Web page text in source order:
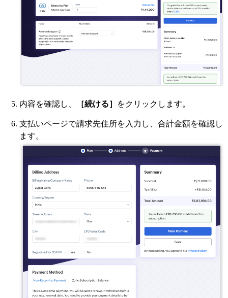
内容を確認し、 ［続ける］ をクリックします。
支払いページで請求先住所を入力し、合計金額を確認し
ます。